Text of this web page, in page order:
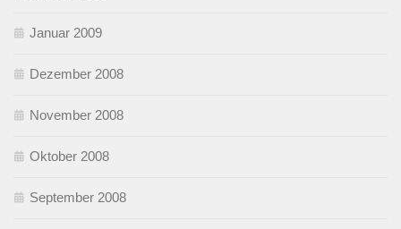
Januar 2009
Dezember 2008
November 2008
Oktober 2008
September 2008